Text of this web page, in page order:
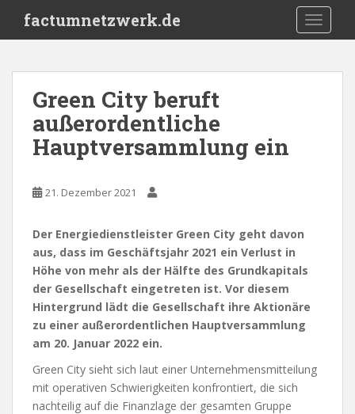
i
factumnetzwerk.de
Green City beruft
außerordentliche
Hauptversammlung ein
21. Dezember 2021
Der Energiedienstleister Green City geht davon
aus, dass im Geschäftsjahr 2021 ein Verlust in
Höhe von mehr als der Hälfte des Grundkapitals
der Gesellschaft eingetreten ist. Vor diesem
Hintergrund lädt die Gesellschaft ihre Aktionäre
zu einer außerordentlichen Hauptversammlung
am 20. Januar 2022 ein.
Green City sieht sich laut einer Unternehmensmitteilung
mit operativen Schwierigkeiten konfrontiert, die sich
nachteilig auf die Finanzlage der gesamten Gruppe